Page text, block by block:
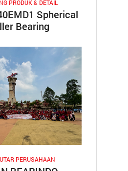
PRODUK & DETAIL
Spherical
Bearing
PERUSAHAAN